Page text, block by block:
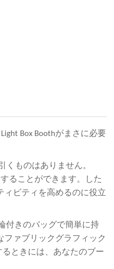
Box Boothがまさに必要
くものはありません。
ることができます。した
ィビティを高めるのに役立
付きのバッグで簡単に持
ァブリックグラフィック
ときには、あなたのブー